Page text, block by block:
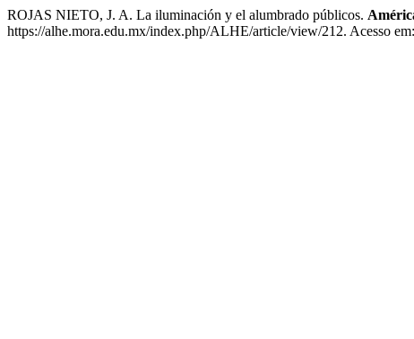
ROJAS NIETO, J. A. La iluminación y el alumbrado públicos.
https://alhe.mora.edu.mx/index.php/ALHE/article/view/212. Acesso